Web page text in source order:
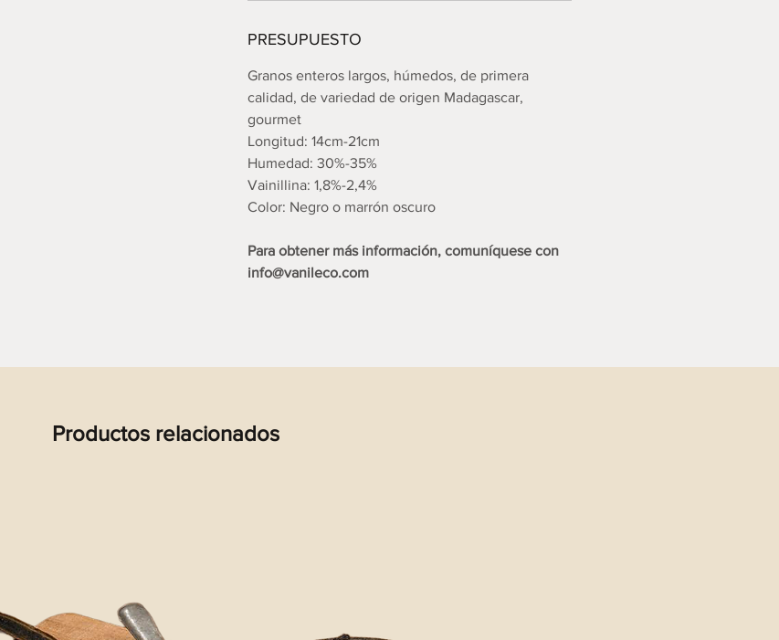
PRESUPUESTO
Granos enteros largos, húmedos, de primera
calidad, de variedad de origen Madagascar,
gourmet
Longitud: 14cm-21cm
Humedad: 30%-35%
Vainillina: 1,8%-2,4%
Color: Negro o marrón oscuro
Para obtener más información, comuníquese con
info@vanileco.com
Productos relacionados